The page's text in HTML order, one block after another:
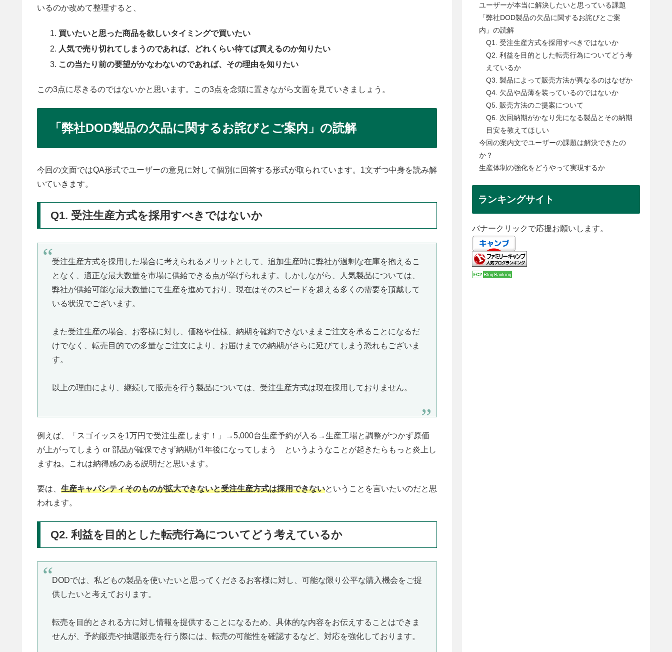
いるのか改めて整理すると、
買いたいと思った商品を欲しいタイミングで買いたい
人気で売り切れてしまうのであれば、どれくらい待てば買えるのか知りたい
この当たり前の要望がかなわないのであれば、その理由を知りたい
この3点に尽きるのではないかと思います。この3点を念頭に置きながら文面を見ていきましょう。
「弊社DOD製品の欠品に関するお詫びとご案内」の読解
今回の文面ではQA形式でユーザーの意見に対して個別に回答する形式が取られています。1文ずつ中身を読み解
いていきます。
Q1. 受注生産方式を採用すべきではないか
受注生産方式を採用した場合に考えられるメリットとして、追加生産時に弊社が過剰な在庫を抱えるこ
となく、適正な最大数量を市場に供給できる点が挙げられます。しかしながら、人気製品については、
弊社が供給可能な最大数量にて生産を進めており、現在はそのスピードを超える多くの需要を頂戴して
いる状況でございます。
また受注生産の場合、お客様に対し、価格や仕様、納期を確約できないままご注文を承ることになるだ
けでなく、転売目的での多量なご注文により、お届けまでの納期がさらに延びてしまう恐れもございま
す。
以上の理由により、継続して販売を行う製品については、受注生産方式は現在採用しておりません。
例えば、「スゴイッスを1万円で受注生産します！」→5,000台生産予約が入る→生産工場と調整がつかず原価
が上がってしまう or 部品が確保できず納期が1年後になってしまう というようなことが起きたらもっと炎上し
ますね。これは納得感のある説明だと思います。
要は、 生産キャパシティそのものが拡大できないと受注生産方式は採用できないということを言いたいのだと思
われます。
Q2. 利益を目的とした転売行為についてどう考えているか
DODでは、私どもの製品を使いたいと思ってくださるお客様に対し、可能な限り公平な購入機会をご提
供したいと考えております。
転売を目的とされる方に対し情報を提供することになるため、具体的な内容をお伝えすることはできま
せんが、予約販売や抽選販売を行う際には、転売の可能性を確認するなど、対応を強化しております。
ユーザーが本当に解決したいと思っている課題
「弊社DOD製品の欠品に関するお詫びとご案
内」の読解
Q1. 受注生産方式を採用すべきではないか
Q2. 利益を目的とした転売行為についてどう考
えているか
Q3. 製品によって販売方法が異なるのはなぜか
Q4. 欠品や品薄を装っているのではないか
Q5. 販売方法のご提案について
Q6. 次回納期がかなり先になる製品とその納期
目安を教えてほしい
今回の案内文でユーザーの課題は解決できたの
か？
生産体制の強化をどうやって実現するか
ランキングサイト
バナークリックで応援お願いします。